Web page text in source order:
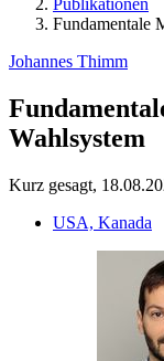
Publikationen
Fundamentale
Johannes Thimm
Wahlsystem
Kurz gesagt,
USA, Kanada